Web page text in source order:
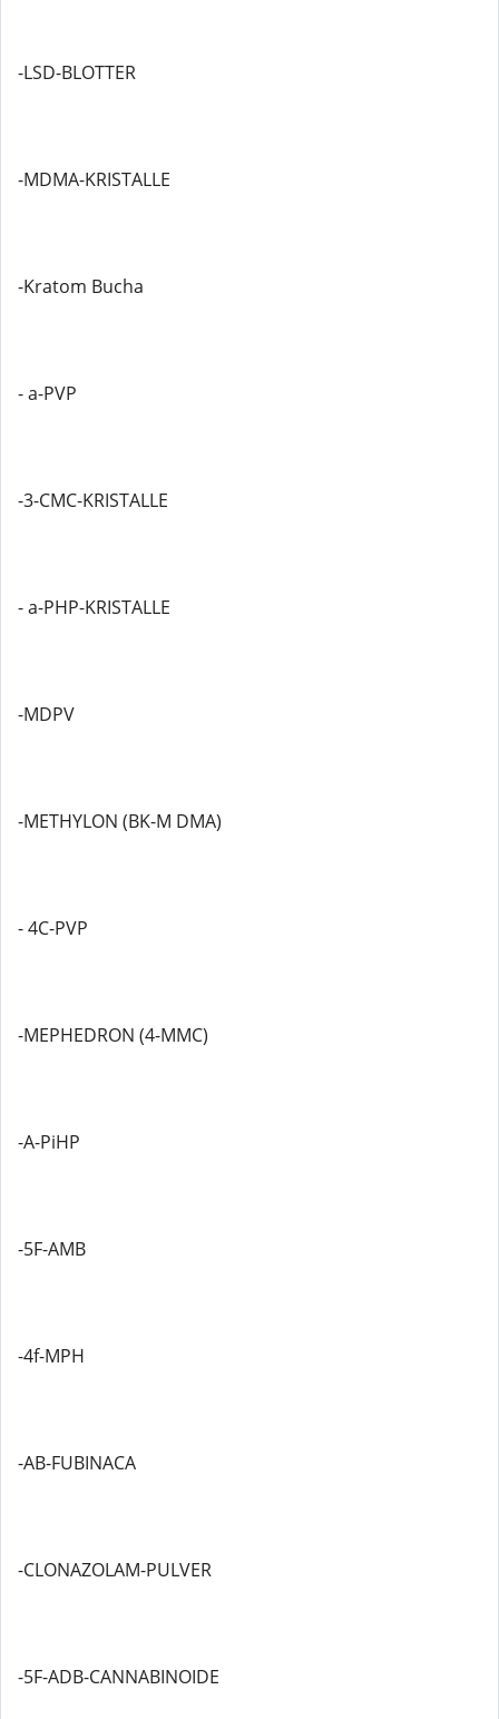
-LSD-BLOTTER
-MDMA-KRISTALLE
-Kratom Bucha
- a-PVP
-3-CMC-KRISTALLE
- a-PHP-KRISTALLE
-MDPV
-METHYLON (BK-M DMA)
- 4C-PVP
-MEPHEDRON (4-MMC)
-A-PiHP
-5F-AMB
-4f-MPH
-AB-FUBINACA
-CLONAZOLAM-PULVER
-5F-ADB-CANNABINOIDE